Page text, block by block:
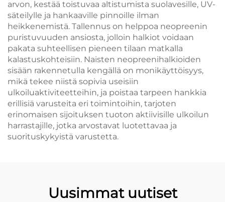
arvon, kestää toistuvaa altistumista suolavesille, UV-
säteilylle ja hankaaville pinnoille ilman
heikkenemistä. Tallennus on helppoa neopreenin
puristuvuuden ansiosta, jolloin halkiot voidaan
pakata suhteellisen pieneen tilaan matkalla
kalastuskohteisiin. Naisten neopreenihalkioiden
sisään rakennetulla kengällä on monikäyttöisyys,
mikä tekee niistä sopivia useisiin
ulkoiluaktiviteetteihin, ja poistaa tarpeen hankkia
erillisiä varusteita eri toimintoihin, tarjoten
erinomaisen sijoituksen tuoton aktiivisille ulkoilun
harrastajille, jotka arvostavat luotettavaa ja
suorituskykyistä varustetta.
Uusimmat uutiset